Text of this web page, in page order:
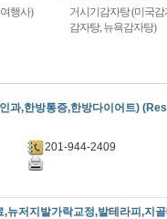
행사)
거시기감자탕 (미국감
감자탕, 뉴욕감자탕)
과,한방통증,한방다이어트)
201-944-2409
뉴저지발가락교정,발테라피,지